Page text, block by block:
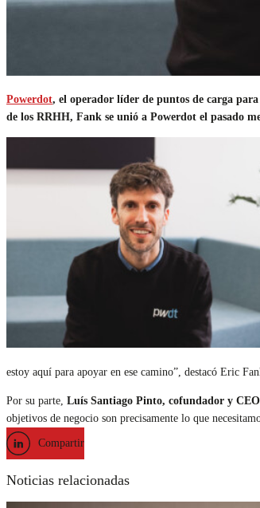
Powerdot, el operador líder de puntos de carga
de los RRHH, Fank se unió a Powerdot el pasado
estoy aquí para apoyar en ese camino”, destacó Eric
Por su parte, Luís Santiago Pinto, cofundador y
objetivos de negocio son precisamente lo que
Compartir
Noticias relacionadas